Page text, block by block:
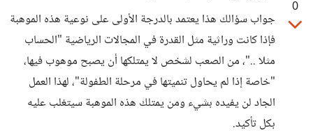
0
جواب سؤالك هذا يعتمد بالدرجة الأولى على نوعية هذه الموهبة
فإذا كانت وراثية مثل القدرة في المجالات الرياضية "الحساب
مثلا .."، من الصعب لشخص لا يمتلكها أن يصبح موهوب فيها،
"خاصة إذا لم يحاول تنميتها في مرحلة الطفولة"، لهذا العمل
الجاد لن يفيده بشيء ومن يمتلك هذه الموهبة سيتغلب عليه
بكل تأكيد.